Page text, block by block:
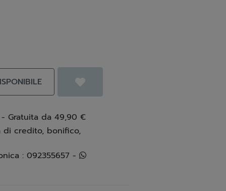
Gratuita da 49,90 €
di credito, bonifico,
Info e assistenza telefonica : 092355657 -